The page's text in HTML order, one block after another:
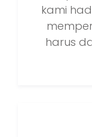
kami
harus